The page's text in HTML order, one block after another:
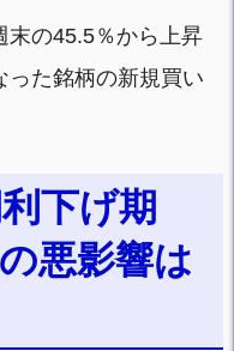
末の45.5％から上昇
った銘柄の新規買い
下げ期
悪影響は